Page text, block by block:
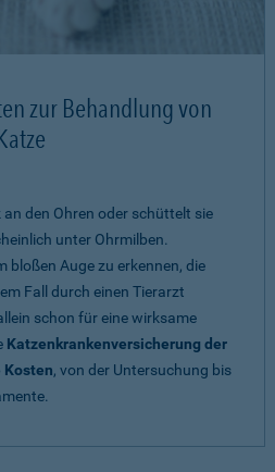
zur Behandlung von
den Ohren oder schüttelt sie
unter Ohrmilben.
bloßen Auge zu erkennen, die
Fall durch einen Tierarzt
schon für eine wirksame
Katzenkrankenversicherung der
Kosten, von der Untersuchung bis